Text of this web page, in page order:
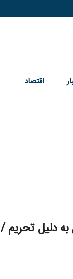
اقتصاد
دلیل تحریم /